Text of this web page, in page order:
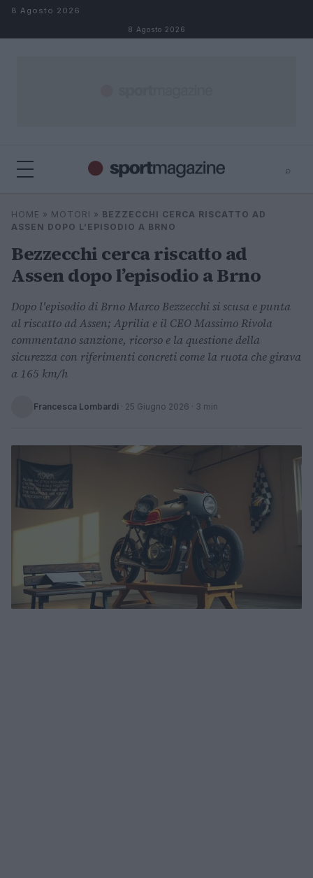
Salta al contenuto
8 Agosto 2026
8 Agosto 2026
⌕
Cerca
HOME » MOTORI » BEZZECCHI CERCA RISCATTO AD
ASSEN DOPO L’EPISODIO A BRNO
Bezzecchi cerca riscatto ad
Assen dopo l’episodio a Brno
Dopo l'episodio di Brno Marco Bezzecchi si scusa e punta
al riscatto ad Assen; Aprilia e il CEO Massimo Rivola
commentano sanzione, ricorso e la questione della
sicurezza con riferimenti concreti come la ruota che girava
a 165 km/h
Francesca Lombardi · 25 Giugno 2026 · 3 min